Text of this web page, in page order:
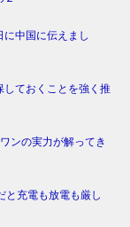
中国に伝えまし
しておくことを強く推
ンの実力が解ってき
充電も放電も厳し